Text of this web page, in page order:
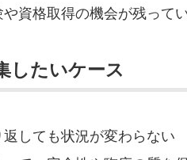
資格取得の機会が残って
したいケース
しても状況が変わらない